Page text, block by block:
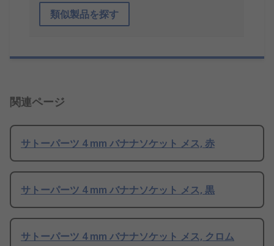
類似製品を探す
関連ページ
サトーパーツ 4 mm バナナソケット メス, 赤
サトーパーツ 4 mm バナナソケット メス, 黒
サトーパーツ 4 mm バナナソケット メス, クロム